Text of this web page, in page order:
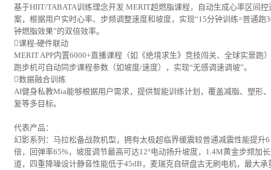
基于HIIT/TABATA训练理念开发 MERIT超燃脂课程，自动生成心率区间控
案，根据用户实时心率、步频调整速度和坡度，实现“15分钟训练=普通跑
钟燃脂效果”的双倍效率。
课程-硬件联动
MERIT APP内置6000+直播课程（如《绝境求生》竞技闯关、全球实景跑
跑步机可自动同步课程参数（如坡度/速度），实现“无感调速调坡”。
数据融合训练
AI健身私教Mia能够根据用户需求，提供智能训练计划，覆盖减脂、塑形
复等多目标。
代表产品：
幻影系列：马拉松备战款机型，拥有太极超临界缓震较普通减震性能提升6
倍，回弹率65%，坡度调节最高可达12°电动扬升坡度，1.4M黄金步频加
道，四重降噪设计静音性能低于45dB，麦瑞克自研盘古无刷电机，最大承